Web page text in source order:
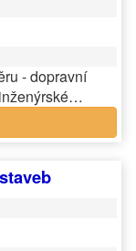
- dopravní